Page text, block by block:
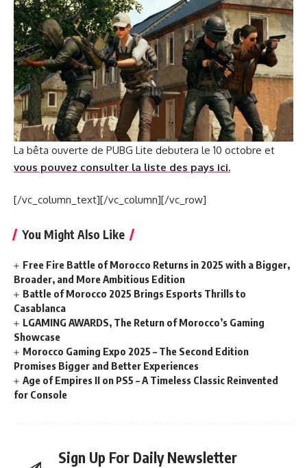
La bêta ouverte de PUBG Lite debutera le 10 octobre et
vous pouvez consulter la liste des pays ici.
[/vc_column_text][/vc_column][/vc_row]
You Might Also Like
Free Fire Battle of Morocco Returns in 2025 with a Bigger,
Broader, and More Ambitious Edition
Battle of Morocco 2025 Brings Esports Thrills to
Casablanca
LGAMING AWARDS, The Return of Morocco’s Gaming
Showcase
Morocco Gaming Expo 2025 – The Second Edition
Promises Bigger and Better Experiences
Age of Empires II on PS5 – A Timeless Classic Reinvented
for Console
Sign Up For Daily Newsletter